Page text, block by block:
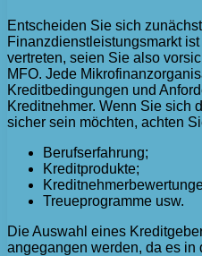
Entscheiden Sie sich
Finanzdienstleistungsmarkt
vertreten, seien Sie also
MFO. Jede
Kreditbedingungen und
Kreditnehmer. Wenn Sie sich
sicher sein möchten, achten
Berufserfahrung;
Kreditprodukte;
Treueprogramme usw.
Die Auswahl eines
angegangen werden, da es